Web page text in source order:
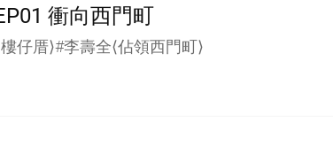
衝向西門町
仔厝⟩#李壽全⟨佔領西門町⟩